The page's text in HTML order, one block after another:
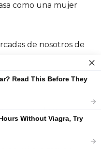
como una mujer
de nosotros de
y